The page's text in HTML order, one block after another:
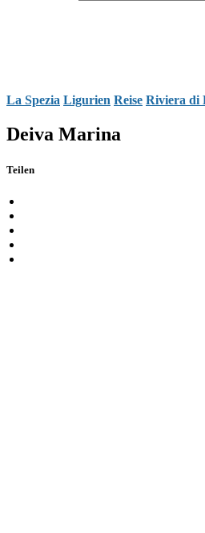
La Spezia Ligurien Reise Riviera di
Deiva Marina
Teilen